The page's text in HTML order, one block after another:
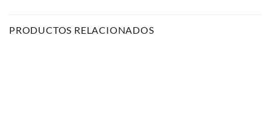
PRODUCTOS RELACIONADOS